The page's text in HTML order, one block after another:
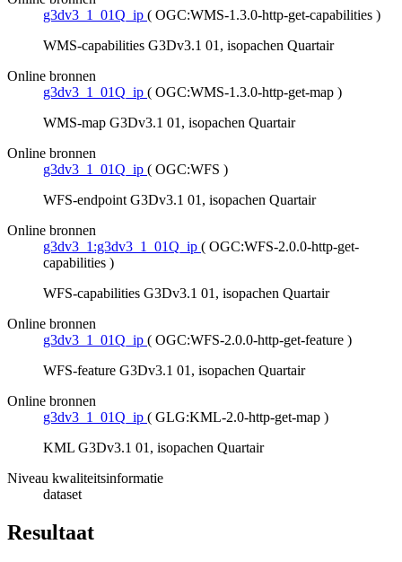
g3dv3_1_01Q_ip ( OGC:WMS-1.3.0-http-get-capabilities )
WMS-capabilities G3Dv3.1 01, isopachen Quartair
Online bronnen
g3dv3_1_01Q_ip ( OGC:WMS-1.3.0-http-get-map )
WMS-map G3Dv3.1 01, isopachen Quartair
Online bronnen
g3dv3_1_01Q_ip ( OGC:WFS )
WFS-endpoint G3Dv3.1 01, isopachen Quartair
Online bronnen
g3dv3_1:g3dv3_1_01Q_ip ( OGC:WFS-2.0.0-http-get-
capabilities )
WFS-capabilities G3Dv3.1 01, isopachen Quartair
Online bronnen
g3dv3_1_01Q_ip ( OGC:WFS-2.0.0-http-get-feature )
WFS-feature G3Dv3.1 01, isopachen Quartair
Online bronnen
g3dv3_1_01Q_ip ( GLG:KML-2.0-http-get-map )
KML G3Dv3.1 01, isopachen Quartair
Niveau kwaliteitsinformatie
dataset
Resultaat